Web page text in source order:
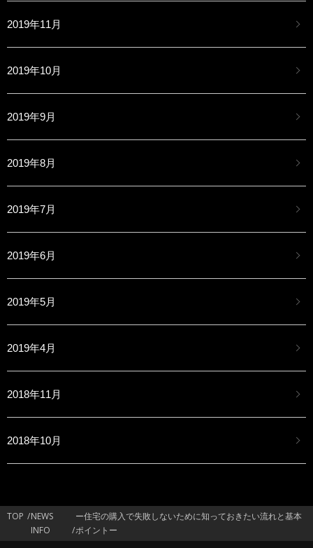
2019年11月
2019年10月
2019年9月
2019年8月
2019年7月
2019年6月
2019年5月
2019年4月
2018年11月
2018年10月
TOP
NEWS
INFO
ー住宅の購入で失敗しないために知っておきたい流れと基本
ポイントー